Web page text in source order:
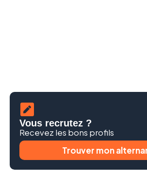
Vous recrutez ?
Recevez les bons profils
Trouver mon